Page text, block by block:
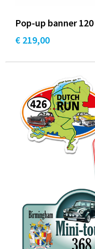
Pop-up banner
€ 219,00